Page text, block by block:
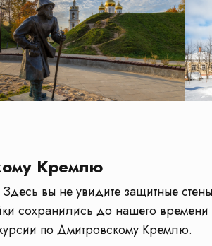
Кремлю
вы не увидите защитные
сохранились до нашего
по Дмитровскому Кремлю.